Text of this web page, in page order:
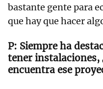
bastante gente para
que hay que hacer
Siempre ha
tener instalaciones,
encuentra ese